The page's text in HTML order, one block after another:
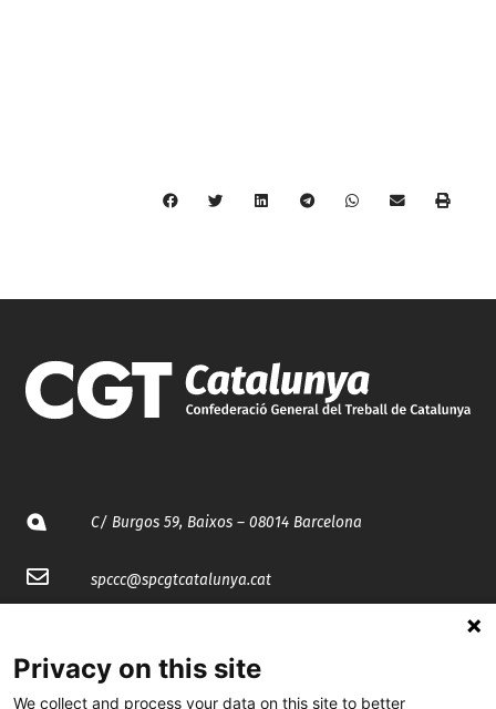
C/ Burgos 59, Baixos – 08014 Barcelona
spccc@spcgtcatalunya.cat
@CGTCatalunya
Privacy on this site
We collect and process your data on this site to better